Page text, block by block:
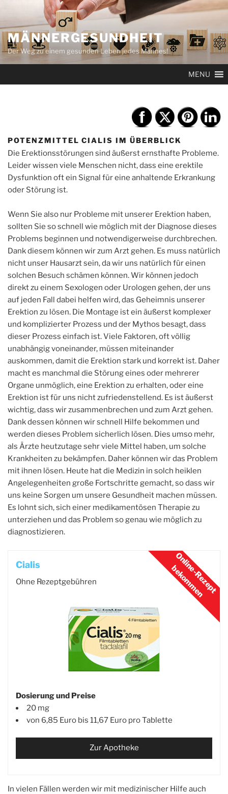
Inhalt
springen
MÄNNERGESUNDHEIT
Der Weg zu einem gesunden Leben jedes Mannes!
MENU
POTENZMITTEL CIALIS IM ÜBERBLICK
Die Erektionsstörungen sind äußerst ernsthafte Probleme.
Leider wissen viele Menschen nicht, dass eine erektile
Dysfunktion oft ein Signal für eine anhaltende Erkrankung
oder Störung ist.
Wenn Sie also nur Probleme mit unserer Erektion haben,
sollten Sie so schnell wie möglich mit der Diagnose dieses
Problems beginnen und notwendigerweise durchbrechen.
Dank diesem können wir zum Arzt gehen. Es muss natürlich
nicht unser Hausarzt sein, da wir uns natürlich für einen
solchen Besuch schämen können. Wir können jedoch
direkt zu einem Sexologen oder Urologen gehen, der uns
auf jeden Fall dabei helfen wird, das Geheimnis unserer
Erektion zu lösen. Die Montage ist ein äußerst komplexer
und komplizierter Prozess und der Mythos besagt, dass
dieser Prozess einfach ist. Viele Faktoren, oft völlig
unabhängig voneinander, müssen miteinander
auskommen, damit die Erektion stark und korrekt ist. Daher
macht es manchmal die Störung eines oder mehrerer
Organe unmöglich, eine Erektion zu erhalten, oder eine
Erektion ist für uns nicht zufriedenstellend. Es ist äußerst
wichtig, dass wir zusammenbrechen und zum Arzt gehen.
Dank dessen können wir schnell Hilfe bekommen und
werden dieses Problem sicherlich lösen. Dies umso mehr,
als Ärzte heutzutage sehr viele Mittel haben, um solche
Krankheiten zu bekämpfen. Daher können wir das Problem
mit ihnen lösen. Heute hat die Medizin in solch heiklen
Angelegenheiten große Fortschritte gemacht, so dass wir
uns keine Sorgen um unsere Gesundheit machen müssen.
Es lohnt sich, sich einer medikamentösen Therapie zu
unterziehen und das Problem so genau wie möglich zu
diagnostizieren.
Cialis
Ohne Rezeptgebühren
Dosierung und Preise
20 mg
von 6,85 Euro bis 11,67 Euro pro Tablette
Zur Apotheke
In vielen Fällen werden wir mit medizinischer Hilfe auch